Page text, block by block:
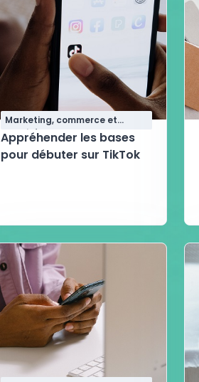
Marketing, commerce et
qualité
Appréhender les bases
pour débuter sur TikTok